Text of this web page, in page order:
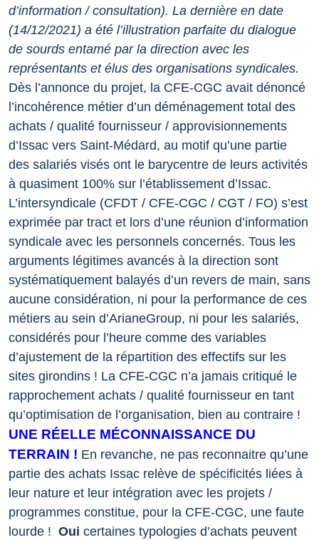
d’information / consultation). La dernière en date
(14/12/2021) a été l’illustration parfaite du dialogue
de sourds entamé par la direction avec les
représentants et élus des organisations syndicales.
Dès l’annonce du projet, la CFE-CGC avait dénoncé
l’incohérence métier d’un déménagement total des
achats / qualité fournisseur / approvisionnements
d’Issac vers Saint-Médard, au motif qu’une partie
des salariés visés ont le barycentre de leurs activités
à quasiment 100% sur l’établissement d’Issac.
L’intersyndicale (CFDT / CFE-CGC / CGT / FO) s’est
exprimée par tract et lors d’une réunion d’information
syndicale avec les personnels concernés. Tous les
arguments légitimes avancés à la direction sont
systématiquement balayés d’un revers de main, sans
aucune considération, ni pour la performance de ces
métiers au sein d’ArianeGroup, ni pour les salariés,
considérés pour l’heure comme des variables
d’ajustement de la répartition des effectifs sur les
sites girondins ! La CFE-CGC n’a jamais critiqué le
rapprochement achats / qualité fournisseur en tant
qu’optimisation de l’organisation, bien au contraire !
UNE RÉELLE MÉCONNAISSANCE DU
TERRAIN ! En revanche, ne pas reconnaitre qu’une
partie des achats Issac relève de spécificités liées à
leur nature et leur intégration avec les projets /
programmes constitue, pour la CFE-CGC, une faute
lourde ! Oui certaines typologies d’achats peuvent